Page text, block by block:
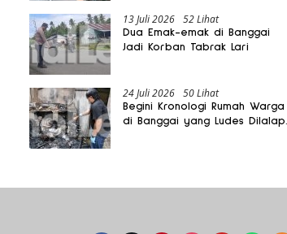
13 Juli 2026 52 Lihat
Dua Emak-emak di Banggai
Jadi Korban Tabrak Lari
24 Juli 2026 50 Lihat
Begini Kronologi Rumah Warga
di Banggai yang Ludes Dilalap